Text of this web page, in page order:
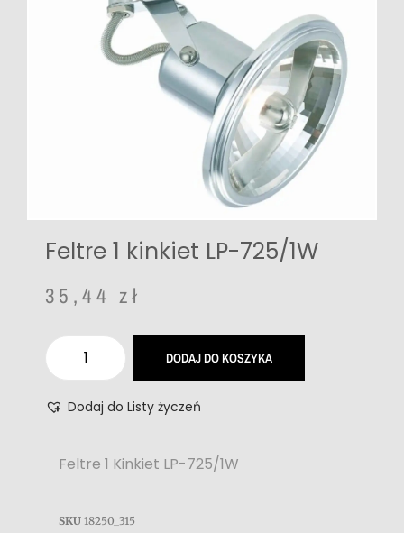
Feltre 1 kinkiet LP-725/1W
35,44zł
DODAJ DO KOSZYKA
Dodaj do Listy życzeń
Feltre 1 Kinkiet LP-725/1W
SKU 18250_315